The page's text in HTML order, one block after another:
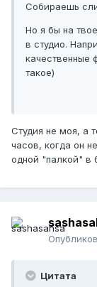
Собираешь
Но я бы на
в студио.
качественные
такое)
Студия не моя, а
часов, когда он
одной "палкой" в
Цитата